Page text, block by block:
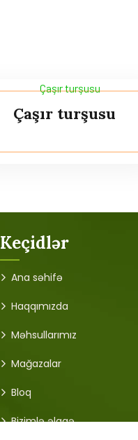
Çaşır turşusu
Keçidlər
Ana səhifə
Haqqımızda
Məhsullarımız
Mağazalar
Bloq
Bizimlə əlaqə